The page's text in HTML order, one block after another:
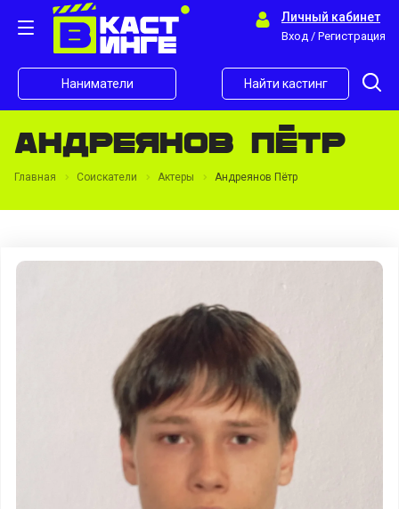
Личный кабинет
Вход / Регистрация
Наниматели Найти кастинг
Андреянов Пётр
Главная Соискатели Актеры Андреянов Пётр